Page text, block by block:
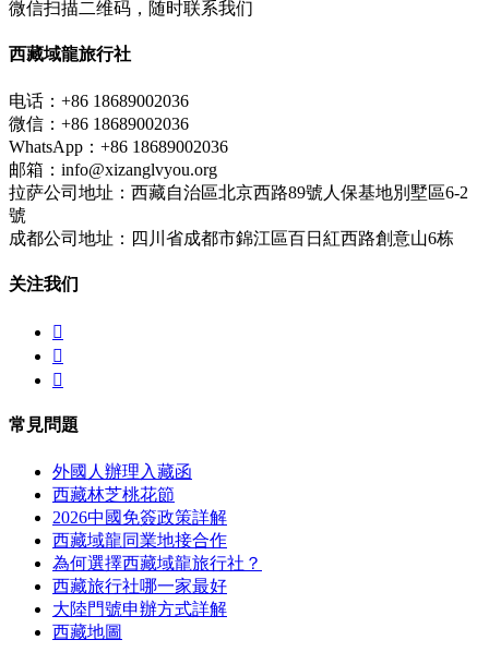
微信扫描二维码，随时联系我们
西藏域龍旅行社
电话：+86 18689002036
微信：+86 18689002036
WhatsApp：+86 18689002036
邮箱：info@xizanglvyou.org
拉萨公司地址：西藏自治區北京西路89號人保基地別墅區6-2
號
成都公司地址：四川省成都市錦江區百日紅西路創意山6栋
关注我们



常見問題
外國人辦理入藏函
西藏林芝桃花節
2026中國免簽政策詳解
西藏域龍同業地接合作
為何選擇西藏域龍旅行社？
西藏旅行社哪一家最好
大陸門號申辦方式詳解
西藏地圖